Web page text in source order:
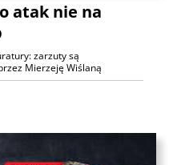
atak nie na
zarzuty są
Mierzeję Wiślaną